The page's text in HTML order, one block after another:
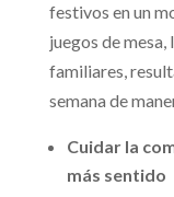
festivos en un
juegos de
familiares,
semana de
Cuidar la
más sentido